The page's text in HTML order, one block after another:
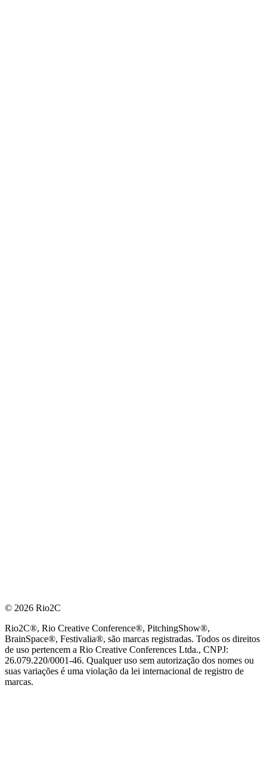
© 2026 Rio2C
Rio2C®, Rio Creative Conference®, PitchingShow®,
BrainSpace®, Festivalia®, são marcas registradas. Todos os direitos
de uso pertencem a Rio Creative Conferences Ltda., CNPJ:
26.079.220/0001-46. Qualquer uso sem autorização dos nomes ou
suas variações é uma violação da lei internacional de registro de
marcas.